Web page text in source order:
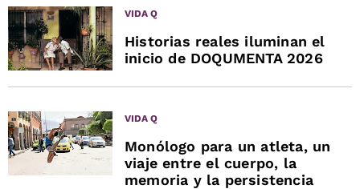
VIDA Q
Historias reales iluminan el
inicio de DOQUMENTA 2026
VIDA Q
Monólogo para un atleta, un
viaje entre el cuerpo, la
memoria y la persistencia